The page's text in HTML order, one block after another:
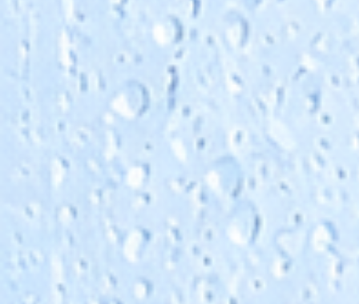
Produktdatenblatt, Dosierempfehlung und
geprüft werden.
Bei besonderen Anforderungen, zum Beispiel
Trinkwasseranwendung, Lebensmittelbereich
hohen Silikatwerten, ist eine gezielte
Produktauswahl erforderlich.